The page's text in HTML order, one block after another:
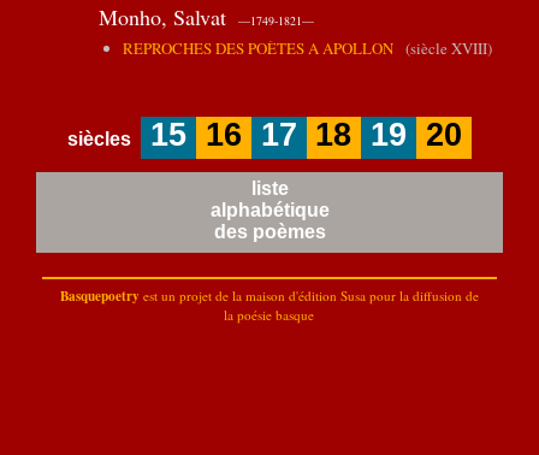
Monho, Salvat —1749-1821—
REPROCHES DES POÈTES A APOLLON (siècle XVIII)
siècles 15 16 17 18 19 20
liste
alphabétique
des poèmes
Basquepoetry est un projet de la maison d'édition Susa pour la diffusion de
la poésie basque